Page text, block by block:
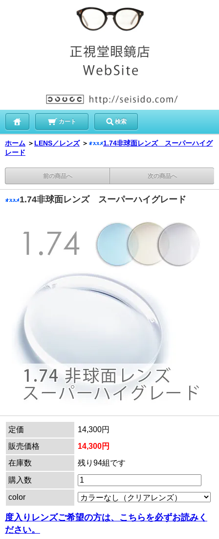
カート 検索
ホーム ＞ LENS／レンズ ＞
1.74非球面レンズ スーパーハイグ
レード
前の商品へ 次の商品へ
1.74非球面レンズ スーパーハイグレード
定価
14,300円
販売価格
14,300円
在庫数
残り94組です
購入数
color
度入りレンズご希望の方は、こちらを必ずお読みく
ださい。